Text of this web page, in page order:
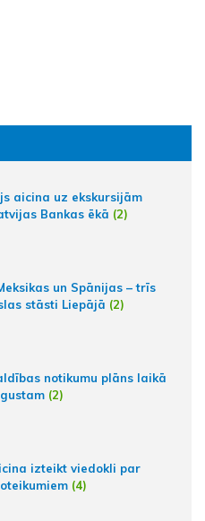
aicina uz ekskursijām
Bankas ēkā (2)
un Spānijas – trīs
stāsti Liepājā (2)
notikumu plāns laikā
(2)
izteikt viedokli par
(4)